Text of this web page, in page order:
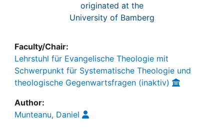
originated at the
University of Bamberg
Faculty/Chair:
Lehrstuhl für Evangelische Theologie mit
Schwerpunkt für Systematische Theologie und
theologische Gegenwartsfragen (inaktiv)
Author:
Munteanu, Daniel